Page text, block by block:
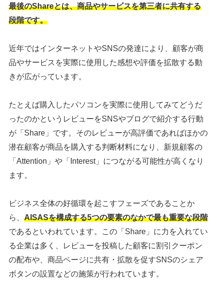
最後のShareとは、商品やサービスを第三者に共有する
段階です。
近年ではインターネットやSNSの発達により、顧客が商
品やサービスを実際に使用した感想や評価を拡散する動
きが広がっています。
たとえば購入したパソコンを実際に使用してみてどうだ
ったのかというレビューをSNSやブログで紹介する行動
が「Share」です。そのレビューが高評価であればほかの
潜在顧客が商品を購入する判断材料になり、新規顧客の
「Attention」や「Interest」につながる可能性が高くなり
ます。
ビジネス全体の好循環を起こすフェーズであることか
ら、 AISASを構成する5つの要素のなかで最も重要な段階
であるといわれています。この「Share」に力を入れてい
る企業は多く、レビューを投稿した顧客に割引クーポン
の配布や、商品ページに共有・拡散を促すSNSのシェア
ボタンの設置などの施策が行われています。